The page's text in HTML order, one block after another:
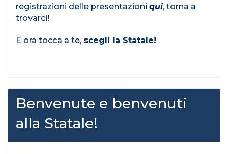
registrazioni delle presentazioni qui, torna a
trovarci!
E ora tocca a te, scegli la Statale!
Benvenute e benvenuti
alla Statale!